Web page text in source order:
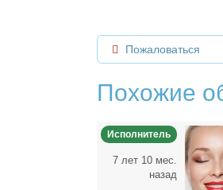
Пожаловаться
Похожие
Исполнитель
7 лет 10 мес.
назад